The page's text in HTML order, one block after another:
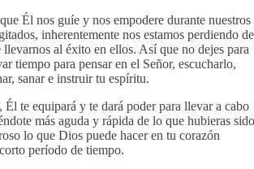
Él nos guíe y nos empodere durante nuestros
inherentemente nos estamos perdiendo de
al éxito en ellos. Así que no dejes para
tiempo para pensar en el Señor, escucharlo,
sanar e instruir tu espíritu.
Él te equipará y te dará poder para llevar a cabo
más aguda y rápida de lo que hubieras sido
lo que Dios puede hacer en tu corazón
período de tiempo.